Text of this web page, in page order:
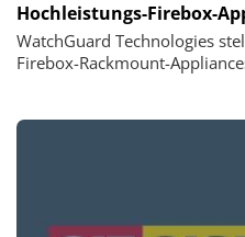
Hochleistungs-Firebox-
WatchGuard Technologies
Firebox-Rackmount-